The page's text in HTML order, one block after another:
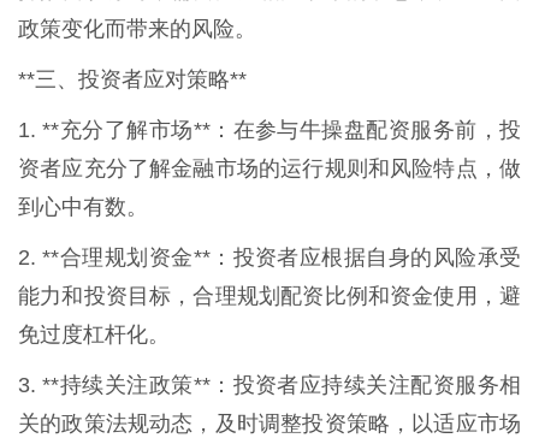
政策变化而带来的风险。
**三、投资者应对策略**
1. **充分了解市场**：在参与牛操盘配资服务前，投
资者应充分了解金融市场的运行规则和风险特点，做
到心中有数。
2. **合理规划资金**：投资者应根据自身的风险承受
能力和投资目标，合理规划配资比例和资金使用，避
免过度杠杆化。
3. **持续关注政策**：投资者应持续关注配资服务相
关的政策法规动态，及时调整投资策略，以适应市场